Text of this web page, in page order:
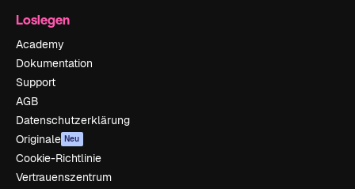
Loslegen
Academy
Dokumentation
Support
AGB
Datenschutzerklärung
Originale Neu
Cookie-Richtlinie
Vertrauenszentrum